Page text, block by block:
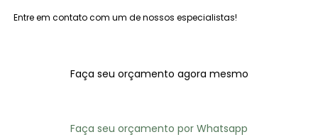
Entre em contato com um de nossos especialistas!
Faça seu orçamento agora mesmo
Faça seu orçamento por Whatsapp